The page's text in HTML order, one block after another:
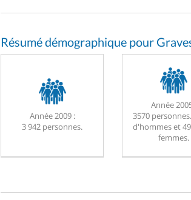
Résumé démographique pour
Année 2009 :
3 942 personnes.
Année
3570
d'hommes et
femmes.